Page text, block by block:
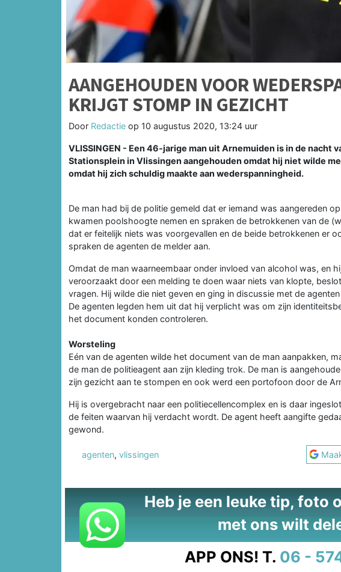
AANGEHOUDEN VOOR
KRIJGT STOMP IN GEZICHT
Door Redactie op 10 augustus 2020, 13:24 uur
VLISSINGEN - Een 46-jarige man uit Arnemuiden is in de nacht
Stationsplein in Vlissingen aangehouden omdat hij niet wilde
omdat hij zich schuldig maakte aan wederspanningheid.
De man had bij de politie gemeld dat er iemand was aangereden
kwamen poolshoogte nemen en spraken de betrokkenen van de
dat er feitelijk niets was voorgevallen en de beide betrokkenen er
spraken de agenten de melder aan.
Omdat de man waarneembaar onder invloed van alcohol was, en
veroorzaakt door een melding te doen waar niets van klopte,
vragen. Hij wilde die niet geven en ging in discussie met de
De agenten legden hem uit dat hij verplicht was om zijn
het document konden controleren.
Worsteling
Eén van de agenten wilde het document van de man aanpakken,
de man de politieagent aan zijn kleding trok. De man is
zijn gezicht aan te stompen en ook werd een portofoon door de
Hij is overgebracht naar een politiecellencomplex en is daar
de feiten waarvan hij verdacht wordt. De agent heeft aangifte
gewond.
agenten, vlissingen
Heb je een leuke tip, foto
met ons wilt
APP ONS! T. 06 -